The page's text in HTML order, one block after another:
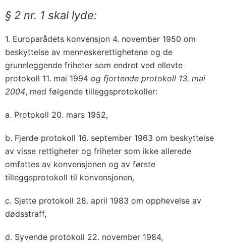
§ 2 nr. 1 skal lyde:
1. Europarådets konvensjon 4. november 1950 om
beskyttelse av menneskerettighetene og de
grunnleggende friheter som endret ved ellevte
protokoll 11. mai 1994 og fjortende protokoll 13. mai
2004, med følgende tilleggsprotokoller:
a. Protokoll 20. mars 1952,
b. Fjerde protokoll 16. september 1963 om beskyttelse
av visse rettigheter og friheter som ikke allerede
omfattes av konvensjonen og av første
tilleggsprotokoll til konvensjonen,
c. Sjette protokoll 28. april 1983 om opphevelse av
dødsstraff,
d. Syvende protokoll 22. november 1984,